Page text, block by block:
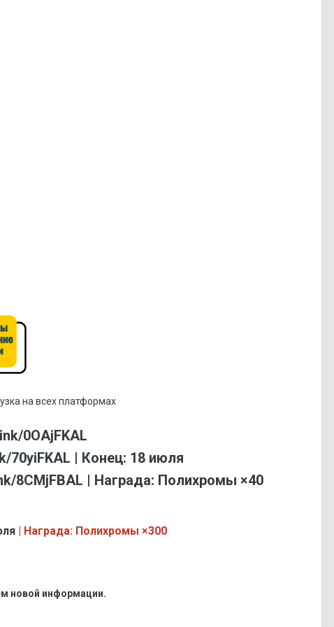
на всех платформах
0OAjFKAL
70yiFKAL | Конец: 18 июля
8CMjFBAL | Награда: Полихромы ×40
| Награда: Полихромы ×300
новой информации.